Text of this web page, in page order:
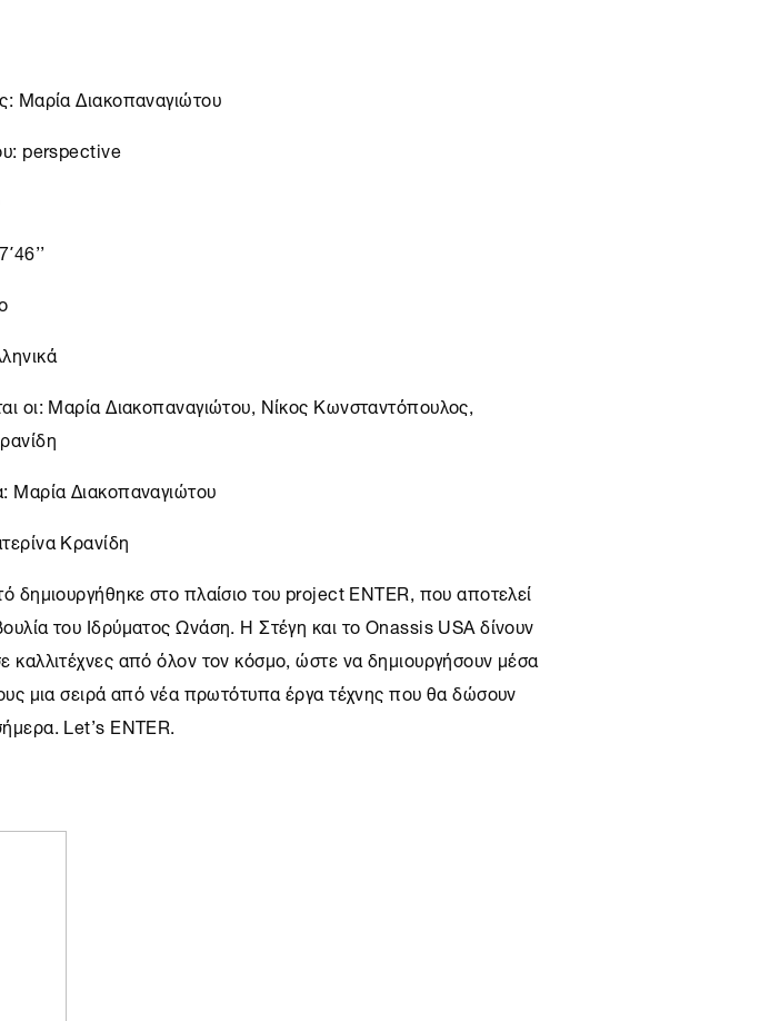
Μαρία Διακοπαναγιώτου
perspective
οι: Μαρία Διακοπαναγιώτου, Νίκος Κωνσταντόπουλος,
Μαρία Διακοπαναγιώτου
Κρανίδη
δημιουργήθηκε στο πλαίσιο του project ENTER, που αποτελεί
του Ιδρύματος Ωνάση. HΣτέγη και το Onassis USA δίνουν
καλλιτέχνες από όλον τον κόσμο, ώστε να δημιουργήσουν μέσα
μια σειρά από νέα πρωτότυπα έργα τέχνης που θα δώσουν
Let’s ENTER.